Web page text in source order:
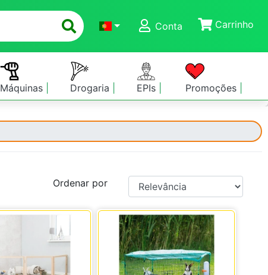
Conta
Carrinho
Máquinas Drogaria EPIs Promoções
Ordenar por